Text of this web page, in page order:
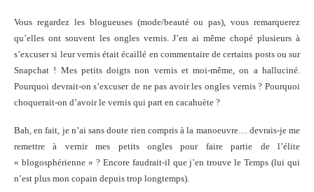
Vous regardez les blogueuses (mode/beauté ou pas), vous remarquerez
qu’elles ont souvent les ongles vernis. J’en ai même chopé plusieurs à
s’excuser si leur vernis était écaillé en commentaire de certains posts ou sur
Snapchat ! Mes petits doigts non vernis et moi-même, on a halluciné.
Pourquoi devrait-on s’excuser de ne pas avoir les ongles vernis ? Pourquoi
choquerait-on d’avoir le vernis qui part en cacahuète ?
Bah, en fait, je n’ai sans doute rien compris à la manoeuvre… devrais-je me
remettre à vernir mes petits ongles pour faire partie de l’élite
« blogosphérienne » ? Encore faudrait-il que j’en trouve le Temps (lui qui
n’est plus mon copain depuis trop longtemps).